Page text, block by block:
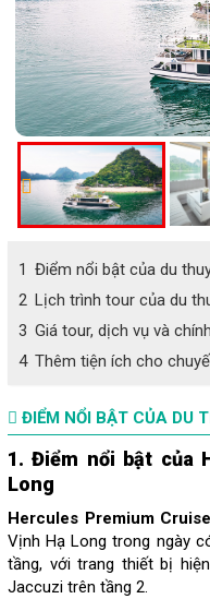
1 Điểm nổi bật của du
2 Lịch trình tour của du
3 Giá tour, dịch vụ và
4 Thêm tiện ích cho
ĐIỂM NỔI BẬT CỦA DU
1. Điểm nổi bật của
Long
Hercules Premium Cruise
Vịnh Hạ Long trong ngày
tầng, với trang thiết bị
Jaccuzi trên tầng 2.